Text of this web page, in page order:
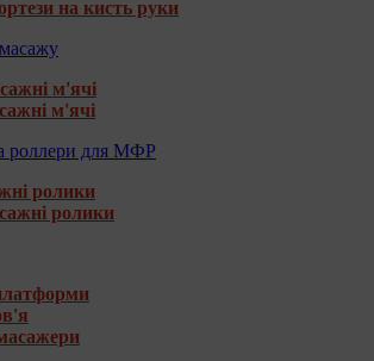
на кисть руки
м'ячі
м'ячі
роллери для МФР
ролики
ролики